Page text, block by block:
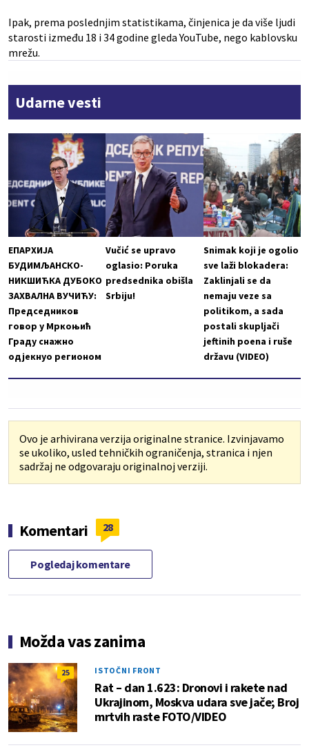
Ipak, prema poslednjim statistikama, činjenica je da više ljudi
starosti između 18 i 34 godine gleda YouTube, nego kablovsku
mrežu.
Udarne vesti
ЕПАРХИЈА
БУДИМЉАНСКО-
НИКШИЋКА ДУБОКО
ЗАХВАЛНА ВУЧИЋУ:
Председников
говор у Мркоњић
Граду снажно
одјекнуо регионом
Vučić se upravo
oglasio: Poruka
predsednika obišla
Srbiju!
Snimak koji je ogolio
sve laži blokadera:
Zaklinjali se da
nemaju veze sa
politikom, a sada
postali skupljači
jeftinih poena i ruše
državu (VIDEO)
Ovo je arhivirana verzija originalne stranice. Izvinjavamo
se ukoliko, usled tehničkih ograničenja, stranica i njen
sadržaj ne odgovaraju originalnoj verziji.
Komentari 28
Pogledaj komentare
Možda vas zanima
25 ISTOČNI FRONT
Rat – dan 1.623: Dronovi i rakete nad
Ukrajinom, Moskva udara sve jače; Broj
mrtvih raste FOTO/VIDEO